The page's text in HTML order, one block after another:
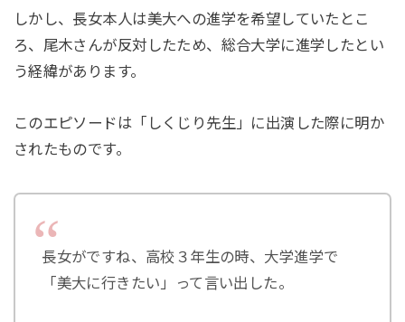
しかし、長女本人は美大への進学を希望していたとこ
ろ、尾木さんが反対したため、総合大学に進学したとい
う経緯があります。
このエピソードは「しくじり先生」に出演した際に明か
されたものです。
長女がですね、高校３年生の時、大学進学で
「美大に行きたい」って言い出した。